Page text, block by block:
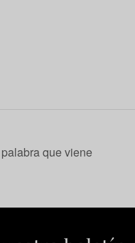
que viene